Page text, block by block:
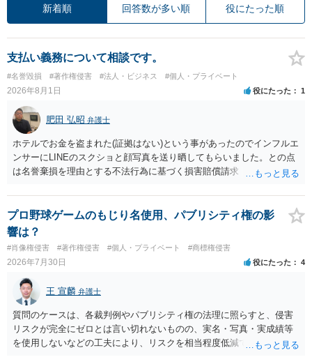
新着順 回答数が多い順 役にたった順
支払い義務について相談です。
#名誉毀損 #著作権侵害 #法人・ビジネス #個人・プライベート
2026年8月1日 役にたった 1
肥田 弘昭 弁護士
ホテルでお金を盗まれた(証拠はない)という事があったのでインフルエ
ンサーにLINEのスクショと顔写真を送り晒してもらいました。との点
は名誉棄損を理由とする不法行為に基づく損害賠償請求（共同不法行
その人が会社を経営しているようで仕事が飛んだとのことでその分の
賠償金と8人分の従業員の年間利益を請求すると言われています。」で
の計算がすべて損害とならないかと思いますので、損害額で争っても
良いかと思います。ご参考にしてください。
プロ野球ゲームのもじり名使用、パブリシティ権の影
響は？
#肖像権侵害 #著作権侵害 #個人・プライベート #商標権侵害
2026年7月30日 役にたった 4
王 宣麟 弁護士
質問のケースは、各裁判例やパブリシティ権の法理に照らすと、侵害
リスクが完全にゼロとは言い切れないものの、実名・写真・実成績等
を使用しないなどの工夫により、リスクを相当程度低減できる設計に